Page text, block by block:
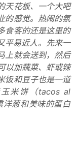
天花板、一个大吧
的感觉。热闹的氛
食客的还是这里的
平易近人。先来一
上就会送到，然后
以加蔬菜、虾或辣
饭和豆子也是一道
米饼（tacos al
葱和美味的蛋白